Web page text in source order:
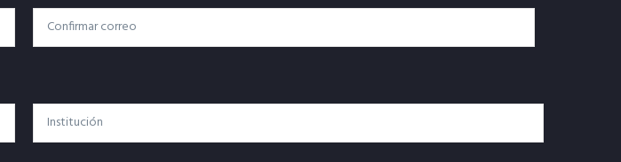
Confirmar Correo
Institución